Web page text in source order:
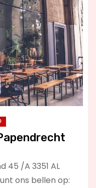
45 /A 3351 AL
ons bellen op: